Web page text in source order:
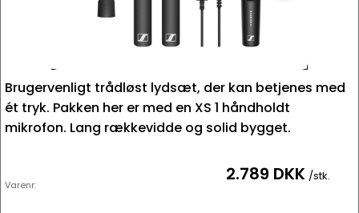
Brugervenligt trådløst lydsæt, der kan betjenes med
ét tryk. Pakken her er med en XS 1 håndholdt
mikrofon. Lang rækkevidde og solid bygget.
Varenr: 2.789 DKK /stk.